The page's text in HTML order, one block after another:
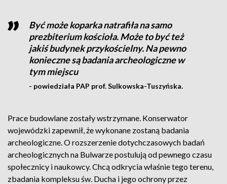
Być może koparka natrafiła na samo
prezbiterium kościoła. Może to być też
jakiś budynek przykościelny. Na pewno
konieczne są badania archeologiczne w
tym miejscu
- powiedziała PAP prof. Sulkowska-Tuszyńska.
Prace budowlane zostały wstrzymane. Konserwator
wojewódzki zapewnił, że wykonane zostaną badania
archeologiczne. O rozszerzenie dotychczasowych badań
archeologicznych na Bulwarze postulują od pewnego czasu
społecznicy i naukowcy. Chcą odkrycia właśnie tego terenu,
zbadania kompleksu św. Ducha i jego ochrony przez